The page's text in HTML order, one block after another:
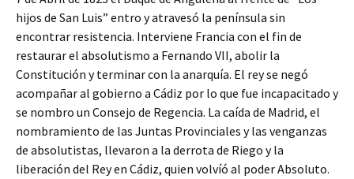
hijos de San Luis” entro y atravesó la península sin
encontrar resistencia. Interviene Francia con el fin de
restaurar el absolutismo a Fernando VII, abolir la
Constitución y terminar con la anarquía. El rey se negó
acompañar al gobierno a Cádiz por lo que fue incapacitado y
se nombro un Consejo de Regencia. La caída de Madrid, el
nombramiento de las Juntas Provinciales y las venganzas
de absolutistas, llevaron a la derrota de Riego y la
liberación del Rey en Cádiz, quien volvíó al poder Absoluto.